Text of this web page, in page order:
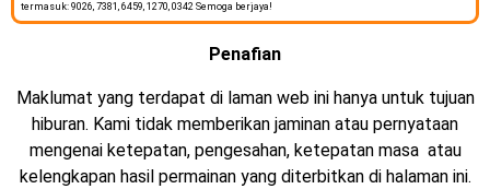
termasuk: 9026, 7381, 6459, 1270, 0342 Semoga berjaya!
Penafian
Maklumat yang terdapat di laman web ini hanya untuk tujuan
hiburan. Kami tidak memberikan jaminan atau pernyataan
mengenai ketepatan, pengesahan, ketepatan masa atau
kelengkapan hasil permainan yang diterbitkan di halaman ini.